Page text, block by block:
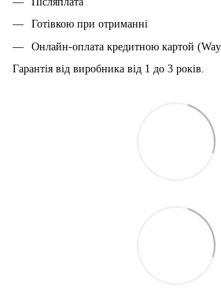
Готівкою при отриманні
Онлайн-оплата кредитною картой
Гарантія від виробника від 1 до 3 років.